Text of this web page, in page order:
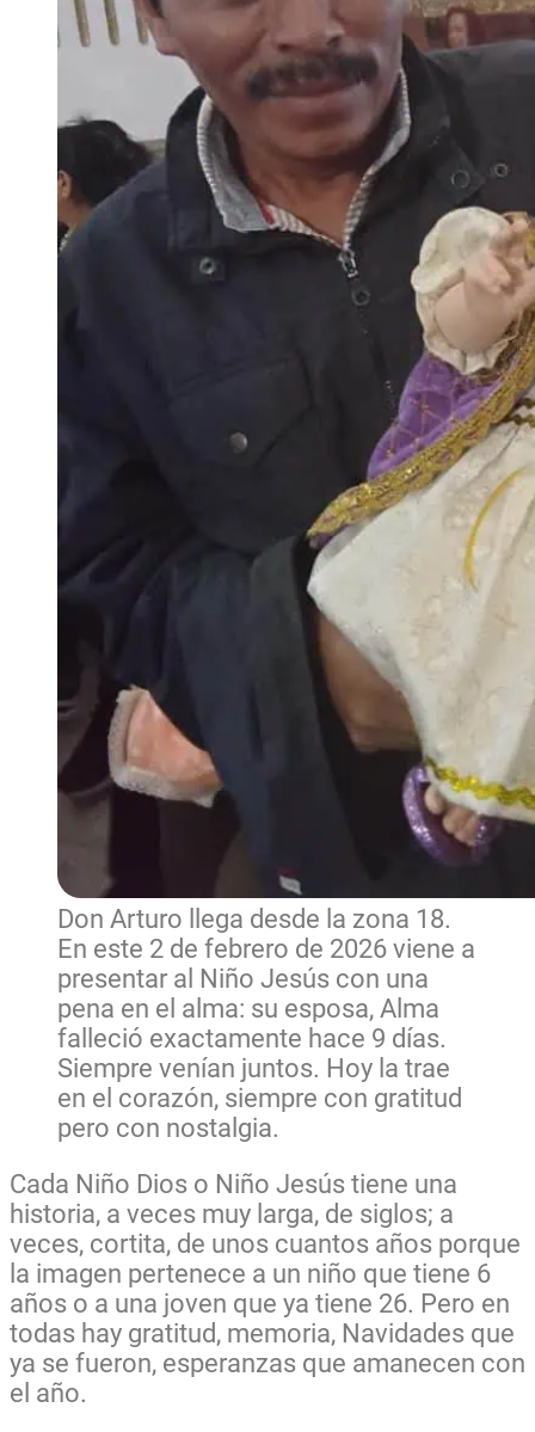
Don Arturo llega desde la zona 18.
En este 2 de febrero de 2026 viene a
presentar al Niño Jesús con una
pena en el alma: su esposa, Alma
falleció exactamente hace 9 días.
Siempre venían juntos. Hoy la trae
en el corazón, siempre con gratitud
pero con nostalgia.
Cada Niño Dios o Niño Jesús tiene una
historia, a veces muy larga, de siglos; a
veces, cortita, de unos cuantos años porque
la imagen pertenece a un niño que tiene 6
años o a una joven que ya tiene 26. Pero en
todas hay gratitud, memoria, Navidades que
ya se fueron, esperanzas que amanecen con
el año.